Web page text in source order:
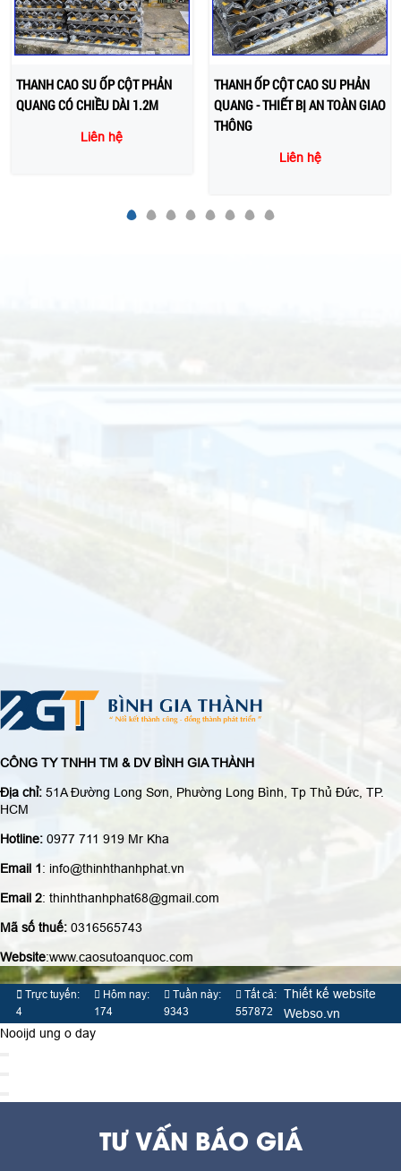
THANH CAO SU ỐP CỘT PHẢN
QUANG CÓ CHIỀU DÀI 1.2M
Liên hệ
THANH ỐP CỘT CAO SU PHẢN
QUANG - THIẾT BỊ AN TOÀN GIAO
THÔNG
Liên hệ
CÔNG TY TNHH TM & DV BÌNH GIA THÀNH
Địa chỉ: 51A Đường Long Sơn, Phường Long Bình, Tp Thủ Đức, TP.
HCM
Hotline: 0977 711 919 Mr Kha
Email 1: info@thinhthanhphat.vn
Email 2: thinhthanhphat68@gmail.com
Mã số thuế: 0316565743
Website:www.caosutoanquoc.com
Trực tuyến:
4
Hôm nay:
174
Tuần này:
9343
Tất cả:
557872
Thiết kế website
Webso.vn
Nooijd ung o day
TƯ VẤN BÁO GIÁ